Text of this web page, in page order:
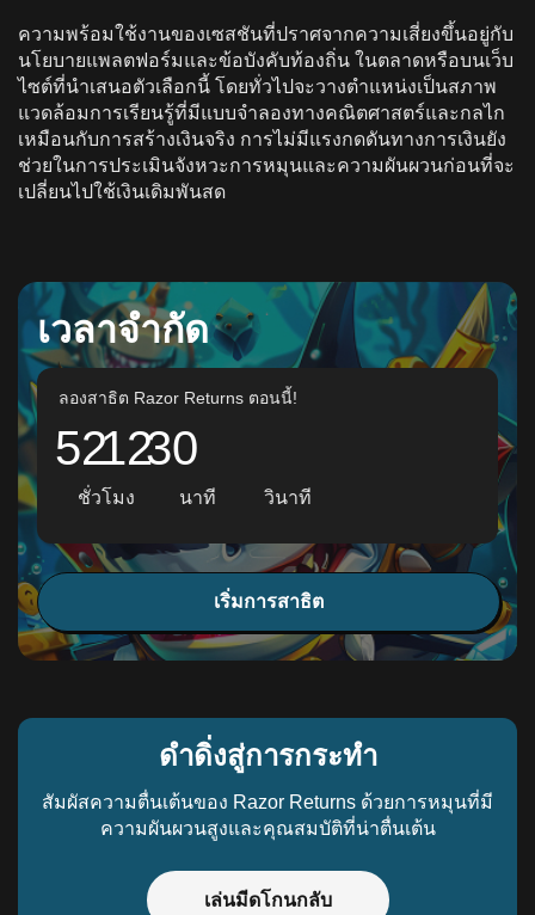
ความพร้อมใช้งานของเซสชันที่ปราศจากความเสี่ยงขึ้นอยู่กับ
นโยบายแพลตฟอร์มและข้อบังคับท้องถิ่น ในตลาดหรือบนเว็บ
ไซต์ที่นําเสนอตัวเลือกนี้ โดยทั่วไปจะวางตําแหน่งเป็นสภาพ
แวดล้อมการเรียนรู้ที่มีแบบจําลองทางคณิตศาสตร์และกลไก
เหมือนกับการสร้างเงินจริง การไม่มีแรงกดดันทางการเงินยัง
ช่วยในการประเมินจังหวะการหมุนและความผันผวนก่อนที่จะ
เปลี่ยนไปใช้เงินเดิมพันสด
เวลาจํากัด
ลองสาธิต Razor Returns ตอนนี้!
521229
ชั่วโมง นาที วินาที
เริ่มการสาธิต
ดําดิ่งสู่การกระทํา
สัมผัสความตื่นเต้นของ Razor Returns ด้วยการหมุนที่มี
ความผันผวนสูงและคุณสมบัติที่น่าตื่นเต้น
เล่นมีดโกนกลับ